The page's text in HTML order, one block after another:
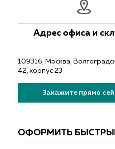
Адрес офиса и
109316, Москва,
42, корпус 23
Закажите прямо
ОФОРМИТЬ